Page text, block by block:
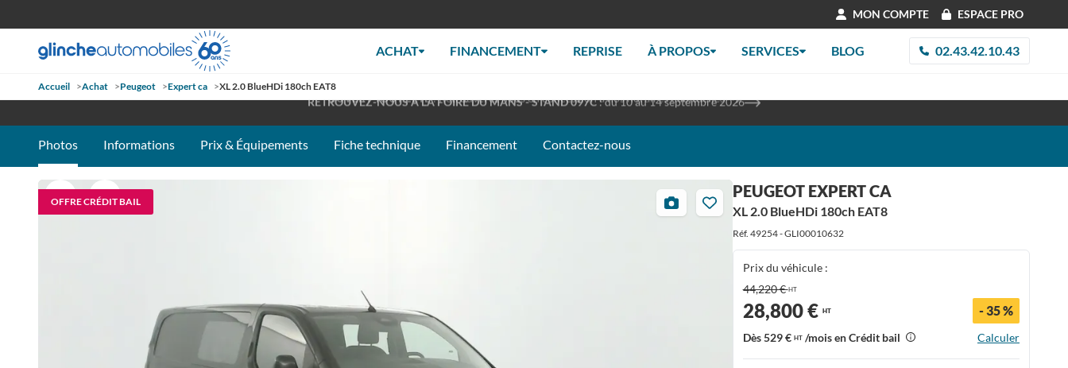
MON COMPTE ESPACE PRO
ACHAT FINANCEMENT REPRISE À PROPOS SERVICES BLOG 02.43.42.10.43
Accueil >Achat >Peugeot >Expert ca >XL 2.0 BlueHDi 180ch EAT8
: du 10 au 14 septembre 2026
OUVERT TOUT L'ÉTÉ
Photos Informations Prix & Équipements Fiche technique Financement Contactez-nous
OFFRE CRÉDIT BAIL
23
photos
PEUGEOT EXPERT CA
XL 2.0 BlueHDi 180ch EAT8
Réf. 49254 - GLI00010632
Prix du véhicule :
44,220 €HT
28,800 € HT - 35 %
Dès529 € HT/mois en Crédit bail Calculer